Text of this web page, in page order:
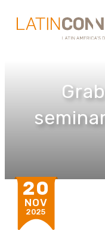
20
NOV
2025